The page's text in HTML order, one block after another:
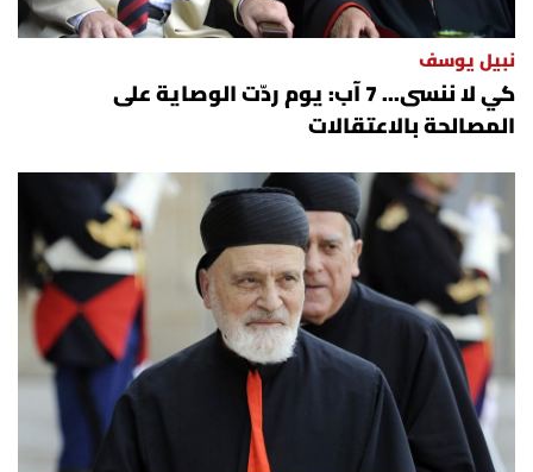
نبيل يوسف
كي لا ننسى... 7 آب: يوم ردّت الوصاية على
المصالحة بالاعتقالات